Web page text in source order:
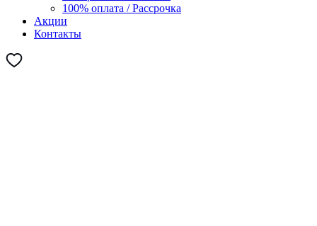
100% оплата / Рассрочка
Акции
Контакты